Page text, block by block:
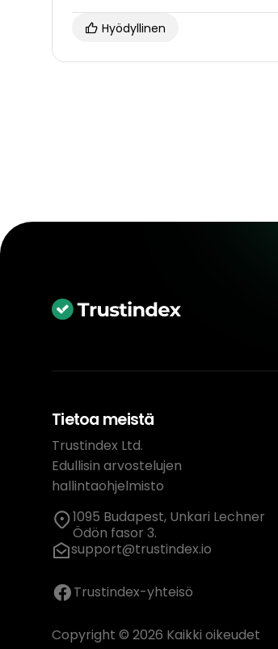
Hyödyllinen
Tietoa meistä
Trustindex Ltd.
Edullisin arvostelujen
hallintaohjelmisto
1095 Budapest, Unkari Lechner
Ödön fasor 3.
support@trustindex.io
Trustindex-yhteisö
Copyright © 2026 Kaikki oikeudet